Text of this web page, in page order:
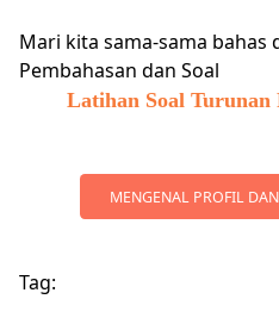
Mari kita sama-sama bahas
Pembahasan dan Soal
Latihan Soal
MENGENAL PROFIL
Tag: